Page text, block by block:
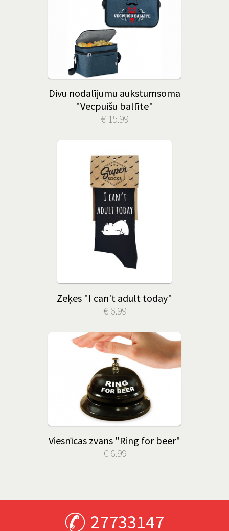
Divu nodalījumu aukstumsoma
"Vecpuišu ballīte"
€ 15.99
Zeķes "I can't adult today"
€ 6.99
Viesnīcas zvans "Ring for beer"
€ 6.99
27733147